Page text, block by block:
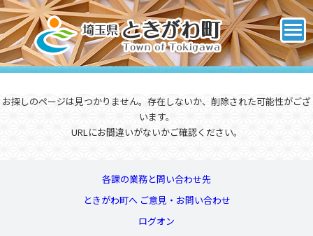
お探しのページは見つかりません。存在しないか、削除された可能性がござ
います。
URLにお間違いがないかご確認ください。
各課の業務と問い合わせ先
ときがわ町へ ご意見・お問い合わせ
ログオン